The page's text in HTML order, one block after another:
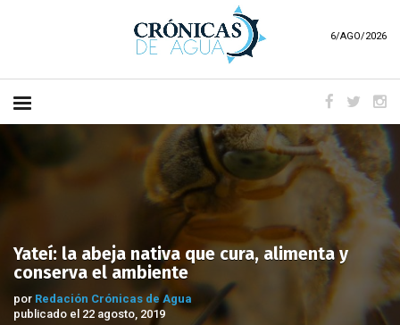
6/AGO/2026
Yateí: la abeja nativa que cura, alimenta y
conserva el ambiente
por Redación Crónicas de Agua
publicado el 22 agosto, 2019